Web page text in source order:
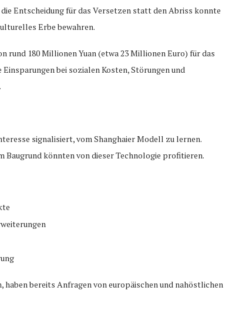
Entscheidung für das Versetzen statt den Abriss konnte
Erbe bewahren.
180 Millionen Yuan (etwa 23 Millionen Euro) für das
bei sozialen Kosten, Störungen und
signalisiert, vom Shanghaier Modell zu lernen.
könnten von dieser Technologie profitieren.
bereits Anfragen von europäischen und nahöstlichen